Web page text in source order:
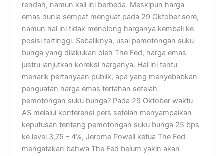
rendah, namun kali ini berbeda. Meskipun harga
emas dunia sempat menguat pada 29 Oktober sore,
namun hal ini tidak menolong harganya kembali ke
posisi tertinggi. Sebaliknya, usai pemotongan suku
bunga yang dilakukan oleh The Fed, harga emas
justru lanjutkan koreksi harganya. Hal ini tentu
menarik pertanyaan publik, apa yang menyebabkan
penguatan harga emas tertahan setelah
pemotongan suku bunga? Pada 29 Oktober waktu
AS melalui konferensi pers setelah menyampaikan
keputusan tentang pemotongan suku bunga 25 bps
ke level 3,75 – 4%, Jerome Powell ketua The Fed
mengatakan bahwa The Fed belum yakin akan